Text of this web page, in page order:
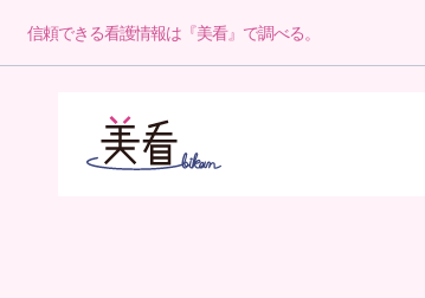
信頼できる看護情報は『美看』で調べる。